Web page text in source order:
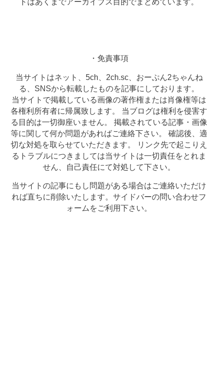
トはあくまでアーカイブス目的でまとめています。
・免責事項
当サイトはネット、5ch、2ch.sc、おーぷん2ちゃんね
る、SNSから転載したものを記事にしております。
当サイトで掲載している画像の著作権または肖像権等は
各権利所有者に帰属致します。 当ブログは権利を侵害す
る目的は一切御座いません。 掲載されている記事・画像
等に関して何か問題があればご連絡下さい。 確認後、適
切な対処を取らせていただきます。 リンク先で起こりえ
るトラブルにつきましては当サイトは一切責任をとれま
せん、自己責任にて対処して下さい。
当サイトの記事にもし問題がある場合はご連絡いただけ
れば直ちに削除いたします。サイドバーの問い合わせフ
ォームをご利用下さい。